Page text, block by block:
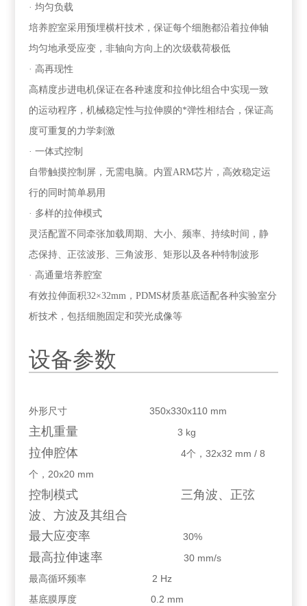
· 均匀负载
培养腔室采用预埋横杆技术，保证每个细胞都沿着拉伸轴
均匀地承受应变，非轴向方向上的次级载荷极低
· 高再现性
高精度步进电机保证在各种速度和拉伸比组合中实现一致
的运动程序，机械稳定性与拉伸膜的*弹性相结合，保证高
度可重复的力学刺激
· 一体式控制
自带触摸控制屏，无需电脑。内置ARM芯片，高效稳定运
行的同时简单易用
· 多样的拉伸模式
灵活配置不同牵张加载周期、大小、频率、持续时间，静
态保持、正弦波形、三角波形、矩形以及各种特制波形
· 高通量培养腔室
有效拉伸面积32×32mm，PDMS材质基底适配各种实验室分
析技术，包括细胞固定和荧光成像等
设备参数
外形尺寸350x330x110 mm
主机重量3 kg
拉伸腔体4个，32x32 mm /8
个， 20x20 mm
控制模式 三角波、正弦
波、方波及其组合
最大应变率30%
最高拉伸速率
30 mm/s
最高循环频率
2 Hz
基底膜厚度0.2 mm